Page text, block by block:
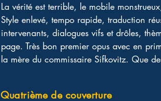
La vérité est terrible, le mobile
Style enlevé, tempo rapide, traduction
intervenants, dialogues vifs et drôles,
page. Très bon premier opus avec en
la mère du commissaire Sifkovitz. Que
Quatrième de couverture